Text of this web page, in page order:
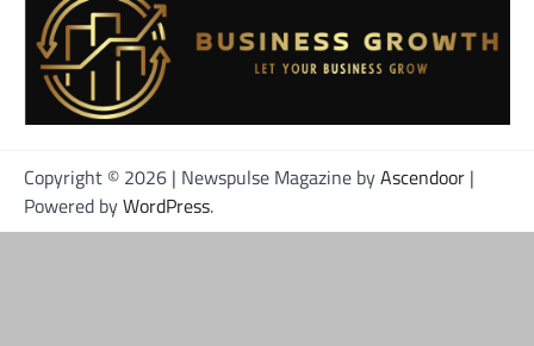
Copyright © 2026 | Newspulse Magazine byAscendoor |
Powered byWordPress.